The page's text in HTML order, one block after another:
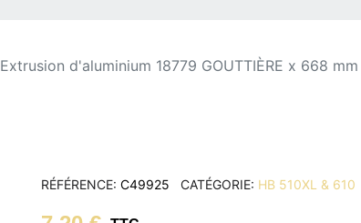
Extrusion d'aluminium 18779 GOUTTIÈRE x 668 mm
RÉFÉRENCE C49925 CATÉGORIE HB 510XL & 610